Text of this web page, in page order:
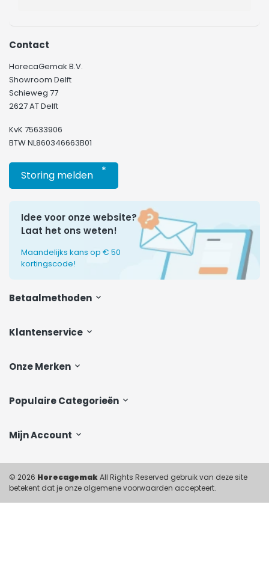
Klantenservice
Onze Merken
Populaire Categorieën
Mijn Account
Contact
HorecaGemak B.V.
Showroom Delft
Schieweg 77
2627 AT Delft
KvK 75633906
BTW NL860346663B01
Storing melden *
Idee voor onze website?
Laat het ons weten!
Maandelijks kans op € 50
kortingscode!
Betaalmethoden
© 2026 HorecagemakAll Rights Reserved gebruik van deze site
betekent dat je onze algemene voorwaarden accepteert.